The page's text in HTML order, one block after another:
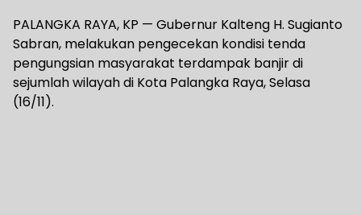
PALANGKA RAYA, KP — Gubernur Kalteng H. Sugianto
Sabran, melakukan pengecekan kondisi tenda
pengungsian masyarakat terdampak banjir di
sejumlah wilayah di Kota Palangka Raya, Selasa
(16/11).